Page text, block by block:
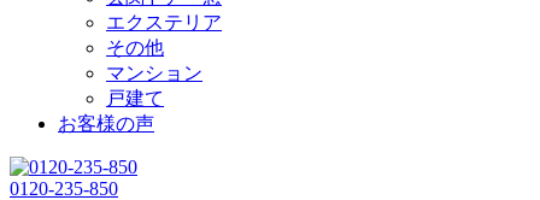
エクステリア
その他
マンション
戸建て
お客様の声
0120-235-850